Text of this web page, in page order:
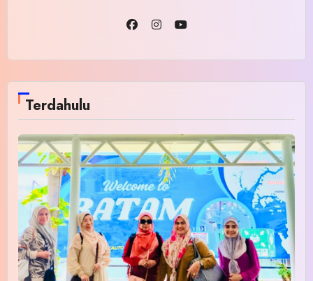
Terdahulu